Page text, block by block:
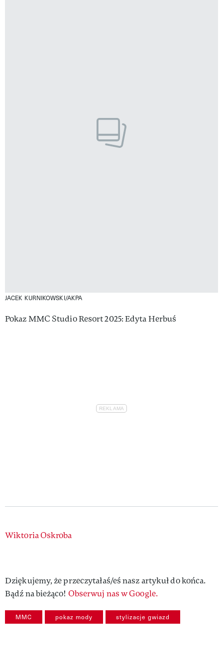
JACEK KURNIKOWSKI/AKPA
Pokaz MMC Studio Resort 2025: Edyta Herbuś
Authors
Wiktoria Oskroba
Dziękujemy, że przeczytałaś/eś nasz artykuł do końca.
Bądź na bieżąco! Obserwuj nas w Google.
MMC pokaz mody stylizacje gwiazd